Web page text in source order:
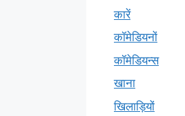
कारें
कॉमेडियनों
कॉमेडियन्स
खाना
खिलाड़ियों